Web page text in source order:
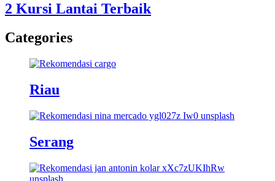
2 Kursi Lantai Terbaik
Categories
Riau
Serang